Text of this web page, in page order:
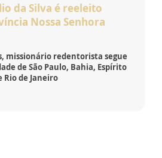
da Silva é reeleito
Nossa Senhora
missionário redentorista segue
de São Paulo, Bahia, Espírito
Rio de Janeiro